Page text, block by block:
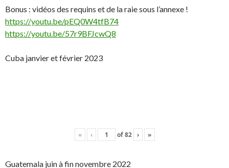
Bonus : vidéos des requins et de la raie sous l’annexe !
https://youtu.be/pEQ0W4tfB74
https://youtu.be/57r9BFJcwQ8
Cuba janvier et février 2023
« ‹ of82 › »
Guatemala juin à fin novembre 2022